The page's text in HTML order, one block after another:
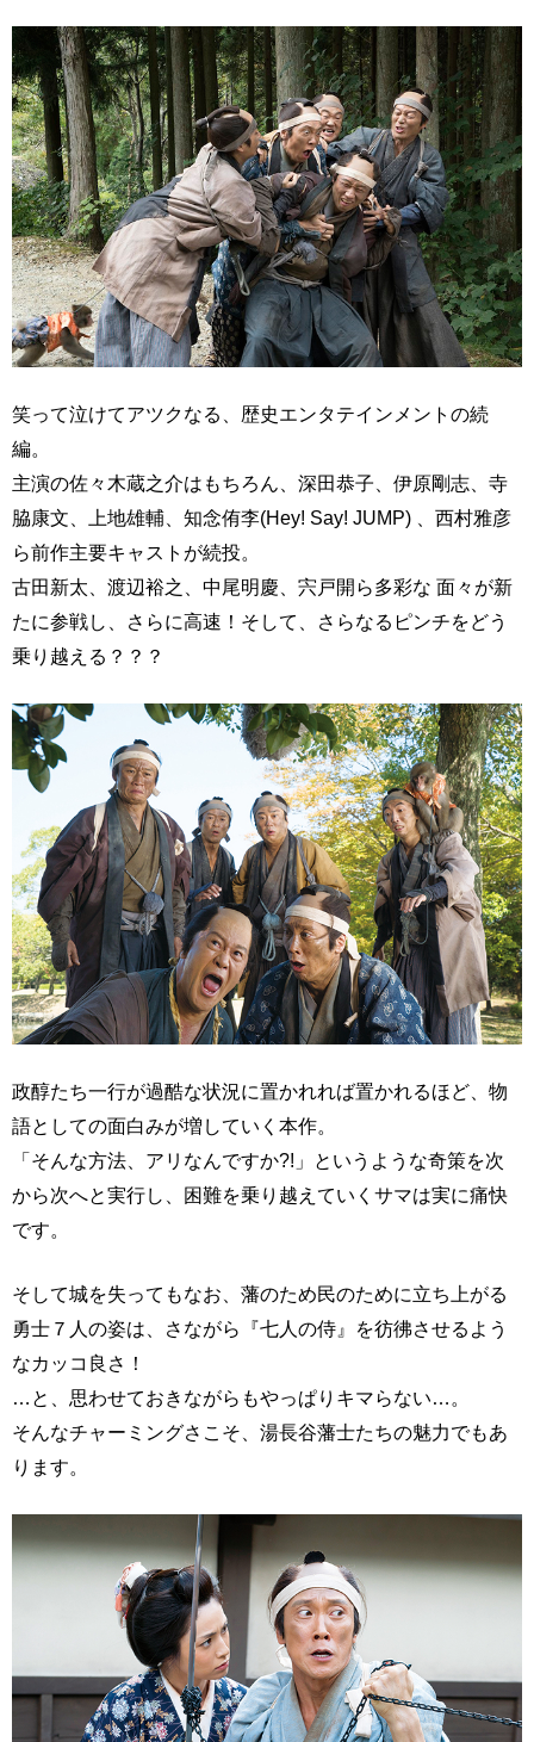
笑って泣けてアツクなる、歴史エンタテインメントの続
編。
主演の佐々木蔵之介はもちろん、深田恭子、伊原剛志、寺
脇康文、上地雄輔、知念侑李(Hey! Say! JUMP) 、西村雅彦
ら前作主要キャストが続投。
古田新太、渡辺裕之、中尾明慶、宍戸開ら多彩な 面々が新
たに参戦し、さらに高速！そして、さらなるピンチをどう
乗り越える？？？
政醇たち一行が過酷な状況に置かれれば置かれるほど、物
語としての面白みが増していく本作。
「そんな方法、アリなんですか?!」というような奇策を次
から次へと実行し、困難を乗り越えていくサマは実に痛快
です。
そして城を失ってもなお、藩のため民のために立ち上がる
勇士７人の姿は、さながら『七人の侍』を彷彿させるよう
なカッコ良さ！
…と、思わせておきながらもやっぱりキマらない…。
そんなチャーミングさこそ、湯長谷藩士たちの魅力でもあ
ります。